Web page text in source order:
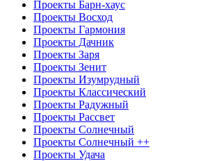
Проекты Барн-хаус
Проекты Восход
Проекты Гармония
Проекты Дачник
Проекты Заря
Проекты Зенит
Проекты Изумрудный
Проекты Классический
Проекты Радужный
Проекты Рассвет
Проекты Солнечный
Проекты Солнечный ++
Проекты Удача